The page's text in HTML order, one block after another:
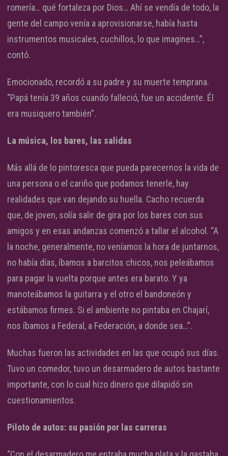
romería… qué fortaleza por Dios… Ahí se vendía de todo, la
gente del campo venía a aprovisionarse, había hasta
instrumentos musicales, cuchillos, lo que imagines…”,
contó.
Emocionado, recordó a su padre y su muerte temprana.
“Papá tenía 39 años cuando falleció, fue un accidente. Él
era musiquero también”.
La música, los bares, las salidas
Más allá de lo pintoresca que pueda parecernos la vida de
una persona o el cariño que podamos tenerle, hay
realidades que van dejando su huella. Cacho recuerda
que, de joven, solía salir de gira por los bares con sus
amigos y en esas andanzas comenzó a tallar el alcohol. “A
la noche, generalmente, no veníamos la hora de juntarnos,
no había días, íbamos a barcitos chicos, nos peleábamos
para pagar la vuelta porque antes era barato. Y ya
manoteábamos la guitarra y el otro el bandoneón y
estábamos firmes. Si el ambiente no pintaba en Chajarí,
nos íbamos a Federal, a Federación, a donde sea…”.
Muchas fueron las actividades en las que ocupó sus días.
Tuvo un comedor, tuvo un desarmadero de autos bastante
importante, con lo cual hizo dinero que dilapidó sin
cuestionamientos.
Piloto de autos: su pasión por las carreras